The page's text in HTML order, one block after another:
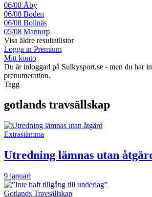
06/08 Åby
06/08 Boden
06/08 Bollnäs
05/08 Mantorp
Visa äldre resultatlistor
Logga in Premium
Mitt konto
Du är inloggad på Sulkysport.se - men du har
prenumeration.
Tagg
gotlands travsällskap
Extrastämma
Utredning lämnas utan
9 januari
Gotlands Travsällskap